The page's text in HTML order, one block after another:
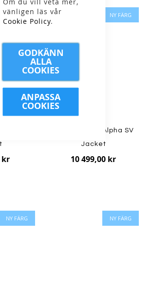
vänligen läs vår
Cookie Policy.
GODKÄNN
ALLA
COOKIES
ANPASSA
COOKIES
Alpha
kr
NY FÄRG
Arc'teryx - W Alpha SV
Jacket
10 499,00 kr
NY FÄRG NY FÄRG